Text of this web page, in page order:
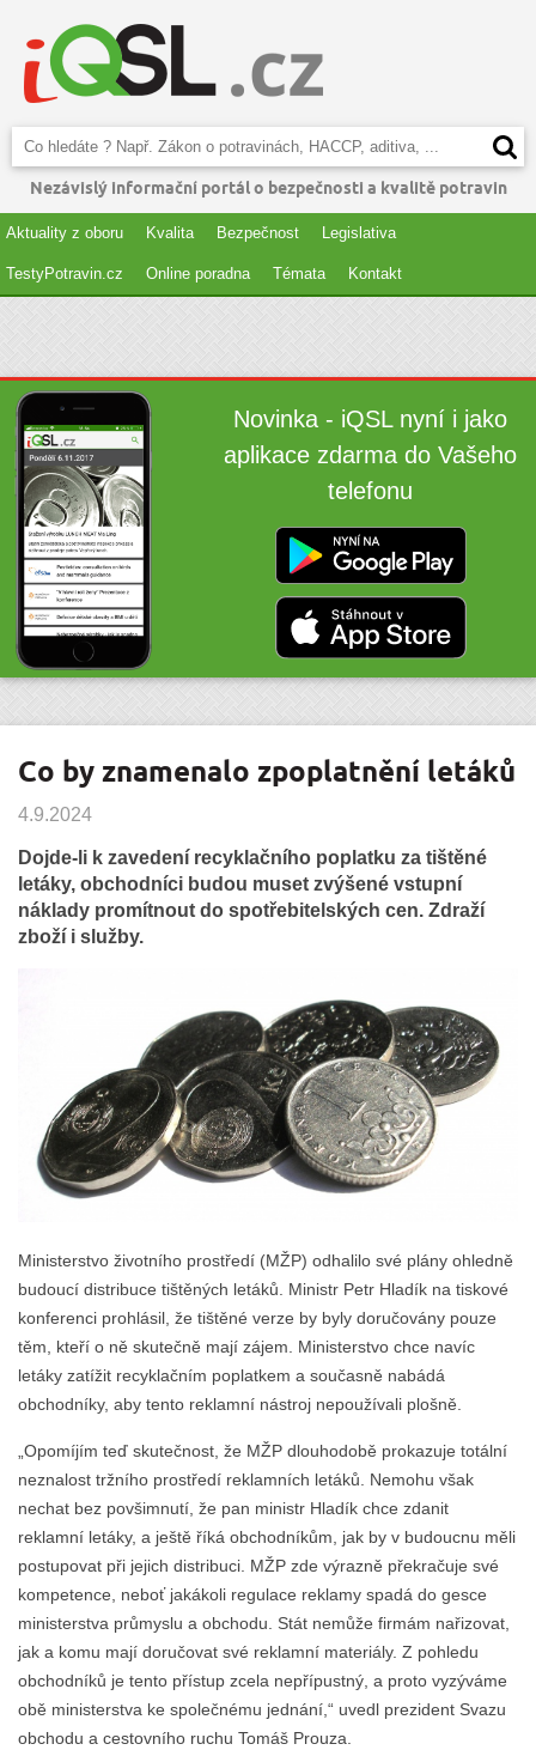
Nezávislý informační portál o bezpečnosti a kvalitě potravin
Aktuality z oboru Kvalita Bezpečnost Legislativa
TestyPotravin.cz Online poradna Témata Kontakt
Novinka - iQSL nyní i jako
aplikace zdarma do Vašeho
telefonu
Co by znamenalo zpoplatnění letáků
4.9.2024
Dojde-li k zavedení recyklačního poplatku za tištěné
letáky, obchodníci budou muset zvýšené vstupní
náklady promítnout do spotřebitelských cen. Zdraží
zboží i služby.
Ministerstvo životního prostředí (MŽP) odhalilo své plány ohledně
budoucí distribuce tištěných letáků. Ministr Petr Hladík na tiskové
konferenci prohlásil, že tištěné verze by byly doručovány pouze
těm, kteří o ně skutečně mají zájem. Ministerstvo chce navíc
letáky zatížit recyklačním poplatkem a současně nabádá
obchodníky, aby tento reklamní nástroj nepoužívali plošně.
„Opomíjím teď skutečnost, že MŽP dlouhodobě prokazuje totální
neznalost tržního prostředí reklamních letáků. Nemohu však
nechat bez povšimnutí, že pan ministr Hladík chce zdanit
reklamní letáky, a ještě říká obchodníkům, jak by v budoucnu měli
postupovat při jejich distribuci. MŽP zde výrazně překračuje své
kompetence, neboť jakákoli regulace reklamy spadá do gesce
ministerstva průmyslu a obchodu. Stát nemůže firmám nařizovat,
jak a komu mají doručovat své reklamní materiály. Z pohledu
obchodníků je tento přístup zcela nepřípustný, a proto vyzýváme
obě ministerstva ke společnému jednání,“ uvedl prezident Svazu
obchodu a cestovního ruchu Tomáš Prouza.